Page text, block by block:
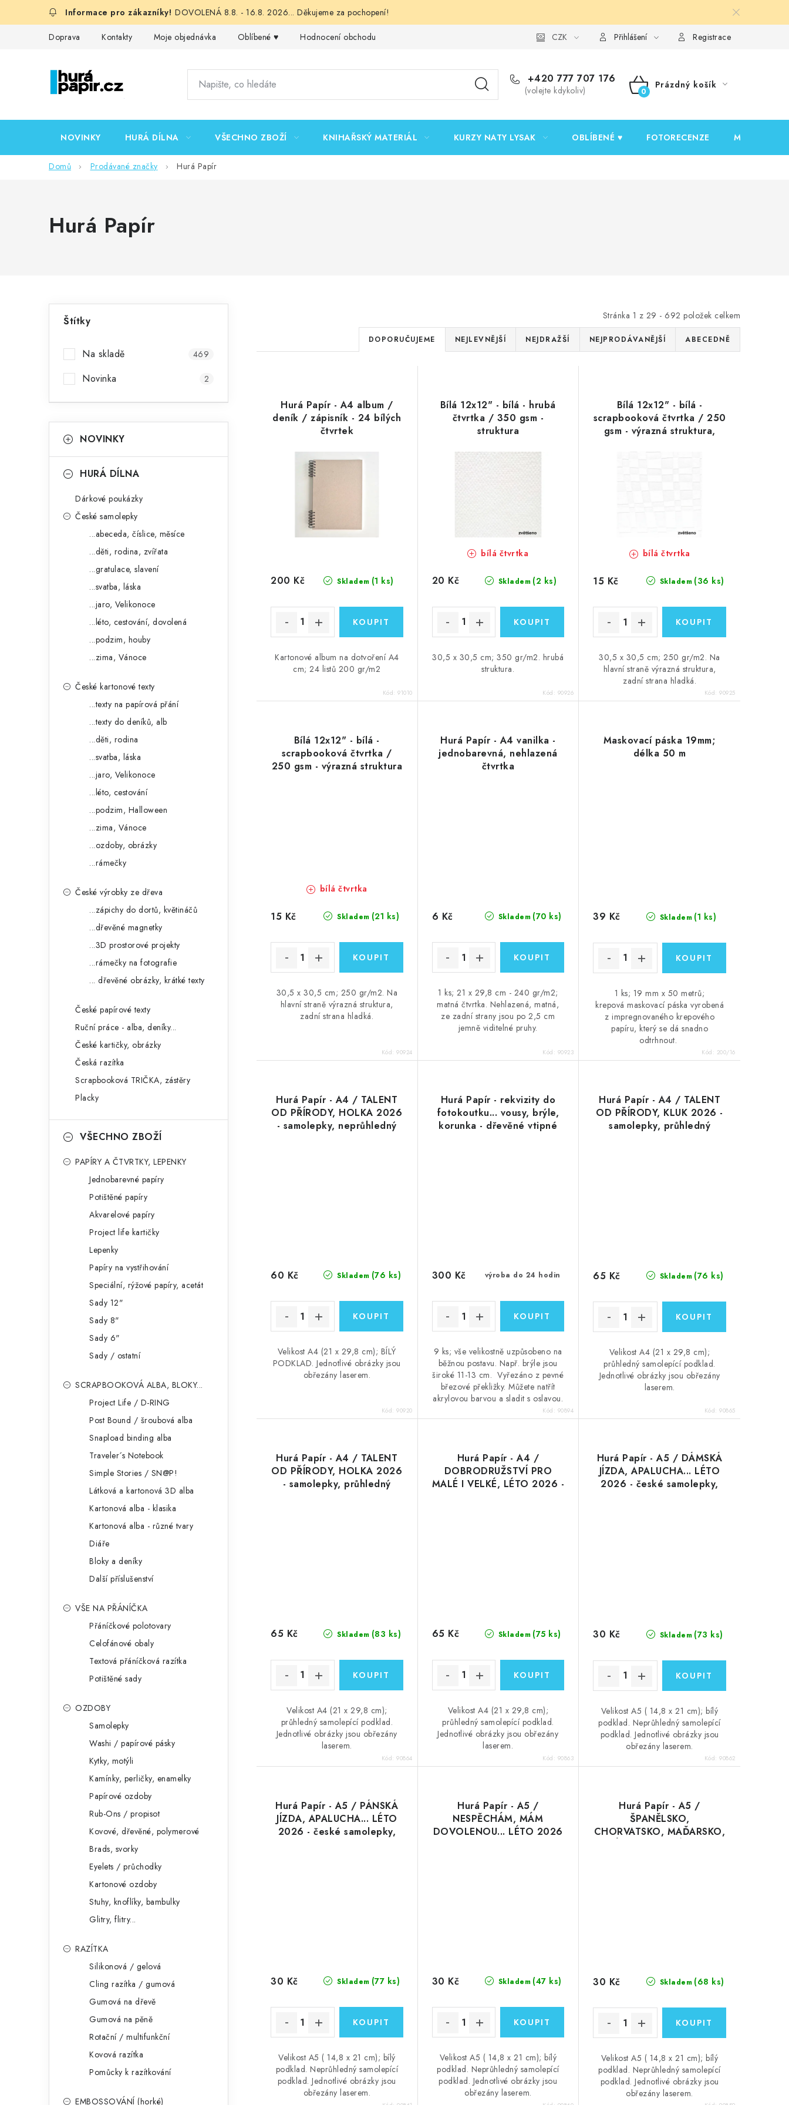
DOVOLENÁ 8.8. - 16.8. 2026... Děkujeme za pochopení!
Doprava Kontakty Moje objednávka Oblíbené ♥️ Hodnocení obchodu Podmínky ochrany osobních údajů Ověřování recenzí
CZK Přihlášení Registrace
+420 777 707 176
(volejte kdykoliv)
NÁKUPNÍ
Prázdný košík
NOVINKY HURÁ DÍLNA VŠECHNO ZBOŽÍ KNIHAŘSKÝ MATERIÁL KURZY NATY LYSAK OBLÍBENÉ ♥️ FOTORECENZE MOJE
Domů Prodávané značky Hurá Papír
Hurá Papír
r
a
Štítky
Na skladě 469
Novinka 2
kategorie
a
NOVINKY
HURÁ DÍLNA
Dárkové poukázky
České samolepky
...abeceda, číslice, měsíce
...děti, rodina, zvířata
...gratulace, slavení
...svatba, láska
...jaro, Velikonoce
...léto, cestování, dovolená
...podzim, houby
...zima, Vánoce
České kartonové texty
...texty na papírová přání
...texty do deníků, alb
...děti, rodina
...svatba, láska
...jaro, Velikonoce
...léto, cestování
...podzim, Halloween
...zima, Vánoce
...ozdoby, obrázky
...rámečky
České výrobky ze dřeva
...zápichy do dortů, květináčů
...dřevěné magnetky
...3D prostorové projekty
...rámečky na fotografie
... dřevěné obrázky, krátké texty
České papírové texty
Ruční práce - alba, deníky...
České kartičky, obrázky
Česká razítka
Scrapbooková TRIČKA, zástěry
Placky
VŠECHNO ZBOŽÍ
PAPÍRY A ČTVRTKY, LEPENKY
Jednobarevné papíry
Potištěné papíry
Akvarelové papíry
Project life kartičky
Lepenky
Papíry na vystřihování
Speciální, rýžové papíry, acetát
Sady 12"
Sady 8"
Sady 6"
Sady / ostatní
SCRAPBOOKOVÁ ALBA, BLOKY...
Project Life / D-RING
Post Bound / šroubová alba
Snapload binding alba
Traveler´s Notebook
Simple Stories / SN@P!
Látková a kartonová 3D alba
Kartonová alba - klasika
Kartonová alba - různé tvary
Diáře
Bloky a deníky
Další příslušenství
VŠE NA PŘÁNÍČKA
Přáníčkové polotovary
Celofánové obaly
Textová přáníčková razítka
Potištěné sady
OZDOBY
Samolepky
Washi / papírové pásky
Kytky, motýli
Kamínky, perličky, enamelky
Papírové ozdoby
Rub-Ons / propisot
Kovové, dřevěné, polymerové
Brads, svorky
Eyelets / průchodky
Kartonové ozdoby
Stuhy, knoflíky, bambulky
Glitry, flitry...
RAZÍTKA
Silikonová / gelová
Cling razítka / gumová
Gumová na dřevě
Gumová na pěně
Rotační / multifunkční
Kovová razítka
Pomůcky k razítkování
EMBOSSOVÁNÍ (horké)
Stránka 1 z 29 - 692 položek celkem
Ř
a
e
n
d
k
t
ů
DOPORUČUJEME NEJLEVNĚJŠÍ NEJDRAŽŠÍ NEJPRODÁVANĚJŠÍ ABECEDNĚ
Hurá Papír - A4 album /
deník / zápisník - 24 bílých
čtvrtek
Skladem (1 ks)
200 Kč
Kartonové album na dotvoření A4
cm; 24 listů 200 gr/m2
Kód:91010
Bílá 12x12" - bílá - hrubá
čtvrtka / 350 gsm -
struktura
bílá čtvrtka
Skladem (2 ks)
20 Kč
30,5 x 30,5 cm; 350 gr/m2. hrubá
struktura.
Kód: 90926
Bílá 12x12" - bílá -
scrapbooková čtvrtka / 250
gsm - výrazná struktura,
bílá čtvrtka
Skladem (36 ks)
15 Kč
30,5 x 30,5 cm; 250 gr/m2. Na
hlavní straně výrazná struktura,
zadní strana hladká.
Kód:90925
Bílá 12x12" - bílá -
scrapbooková čtvrtka /
250 gsm - výrazná struktura
bílá čtvrtka
Skladem (21 ks)
15 Kč
30,5 x 30,5 cm; 250 gr/m2. Na
hlavní straně výrazná struktura,
zadní strana hladká.
Kód:90924
Hurá Papír - A4 vanilka -
jednobarevná, nehlazená
čtvrtka
Skladem (70 ks)
6 Kč
1 ks; 21 x 29,8 cm - 240 gr/m2;
matná čtvrtka. Nehlazená, matná,
ze zadní strany jsou po 2,5 cm
jemně viditelné pruhy.
Kód: 90923
Maskovací páska 19mm;
délka 50 m
Skladem (1 ks)
39 Kč
1 ks; 19 mm x 50 metrů;
krepová maskovací páska vyrobená
z impregnovaného krepového
papíru, který se dá snadno
odtrhnout.
Kód: 200/16
Hurá Papír - A4 / TALENT
OD PŘÍRODY, HOLKA 2026
- samolepky, neprůhledný
Skladem (76 ks)
60 Kč
Velikost A4 (21 x 29,8 cm); BÍLÝ
PODKLAD. Jednotlivé obrázky jsou
obřezány laserem.
Kód:90920
Hurá Papír - rekvizity do
fotokoutku... vousy, brýle,
korunka - dřevěné vtipné
výroba do 24 hodin
300 Kč
9 ks; vše velikostně uzpůsobeno na
běžnou postavu. Např. brýle jsou
široké 11-13 cm. Vyřezáno z pevné
březové překližky. Můžete natřít
akrylovou barvou a sladit s oslavou.
Kód: 90894
Hurá Papír - A4 / TALENT
OD PŘÍRODY, KLUK 2026 -
samolepky, průhledný
Skladem (76 ks)
65 Kč
Velikost A4 (21 x 29,8 cm);
průhledný samolepící podklad.
Jednotlivé obrázky jsou obřezány
laserem.
Kód:90865
Hurá Papír - A4 / TALENT
OD PŘÍRODY, HOLKA 2026
- samolepky, průhledný
Skladem (83 ks)
65 Kč
Velikost A4 (21 x 29,8 cm);
průhledný samolepící podklad.
Jednotlivé obrázky jsou obřezány
laserem.
Kód:90864
Hurá Papír - A4 /
DOBRODRUŽSTVÍ PRO
MALÉ I VELKÉ, LÉTO 2026 -
Skladem (75 ks)
65 Kč
Velikost A4 (21 x 29,8 cm);
průhledný samolepící podklad.
Jednotlivé obrázky jsou obřezány
laserem.
Kód: 90863
Hurá Papír - A5 / DÁMSKÁ
JÍZDA, APALUCHA... LÉTO
2026 - české samolepky,
Skladem (73 ks)
30 Kč
Velikost A5 ( 14,8 x 21 cm); bílý
podklad. Neprůhledný samolepící
podklad. Jednotlivé obrázky jsou
obřezány laserem.
Kód:90862
Hurá Papír - A5 / PÁNSKÁ
JÍZDA, APALUCHA... LÉTO
2026 - české samolepky,
Skladem (77 ks)
30 Kč
Velikost A5 ( 14,8 x 21 cm); bílý
podklad. Neprůhledný samolepící
podklad. Jednotlivé obrázky jsou
obřezány laserem.
Hurá Papír - A5 /
NESPĚCHÁM, MÁM
DOVOLENOU... LÉTO 2026
Skladem (47 ks)
30 Kč
Velikost A5 ( 14,8 x 21 cm); bílý
podklad. Neprůhledný samolepící
podklad. Jednotlivé obrázky jsou
obřezány laserem.
Hurá Papír - A5 /
ŠPANĚLSKO,
CHORVATSKO, MAĎARSKO,
Skladem (68 ks)
30 Kč
Velikost A5 ( 14,8 x 21 cm); bílý
podklad. Neprůhledný samolepící
podklad. Jednotlivé obrázky jsou
obřezány laserem.